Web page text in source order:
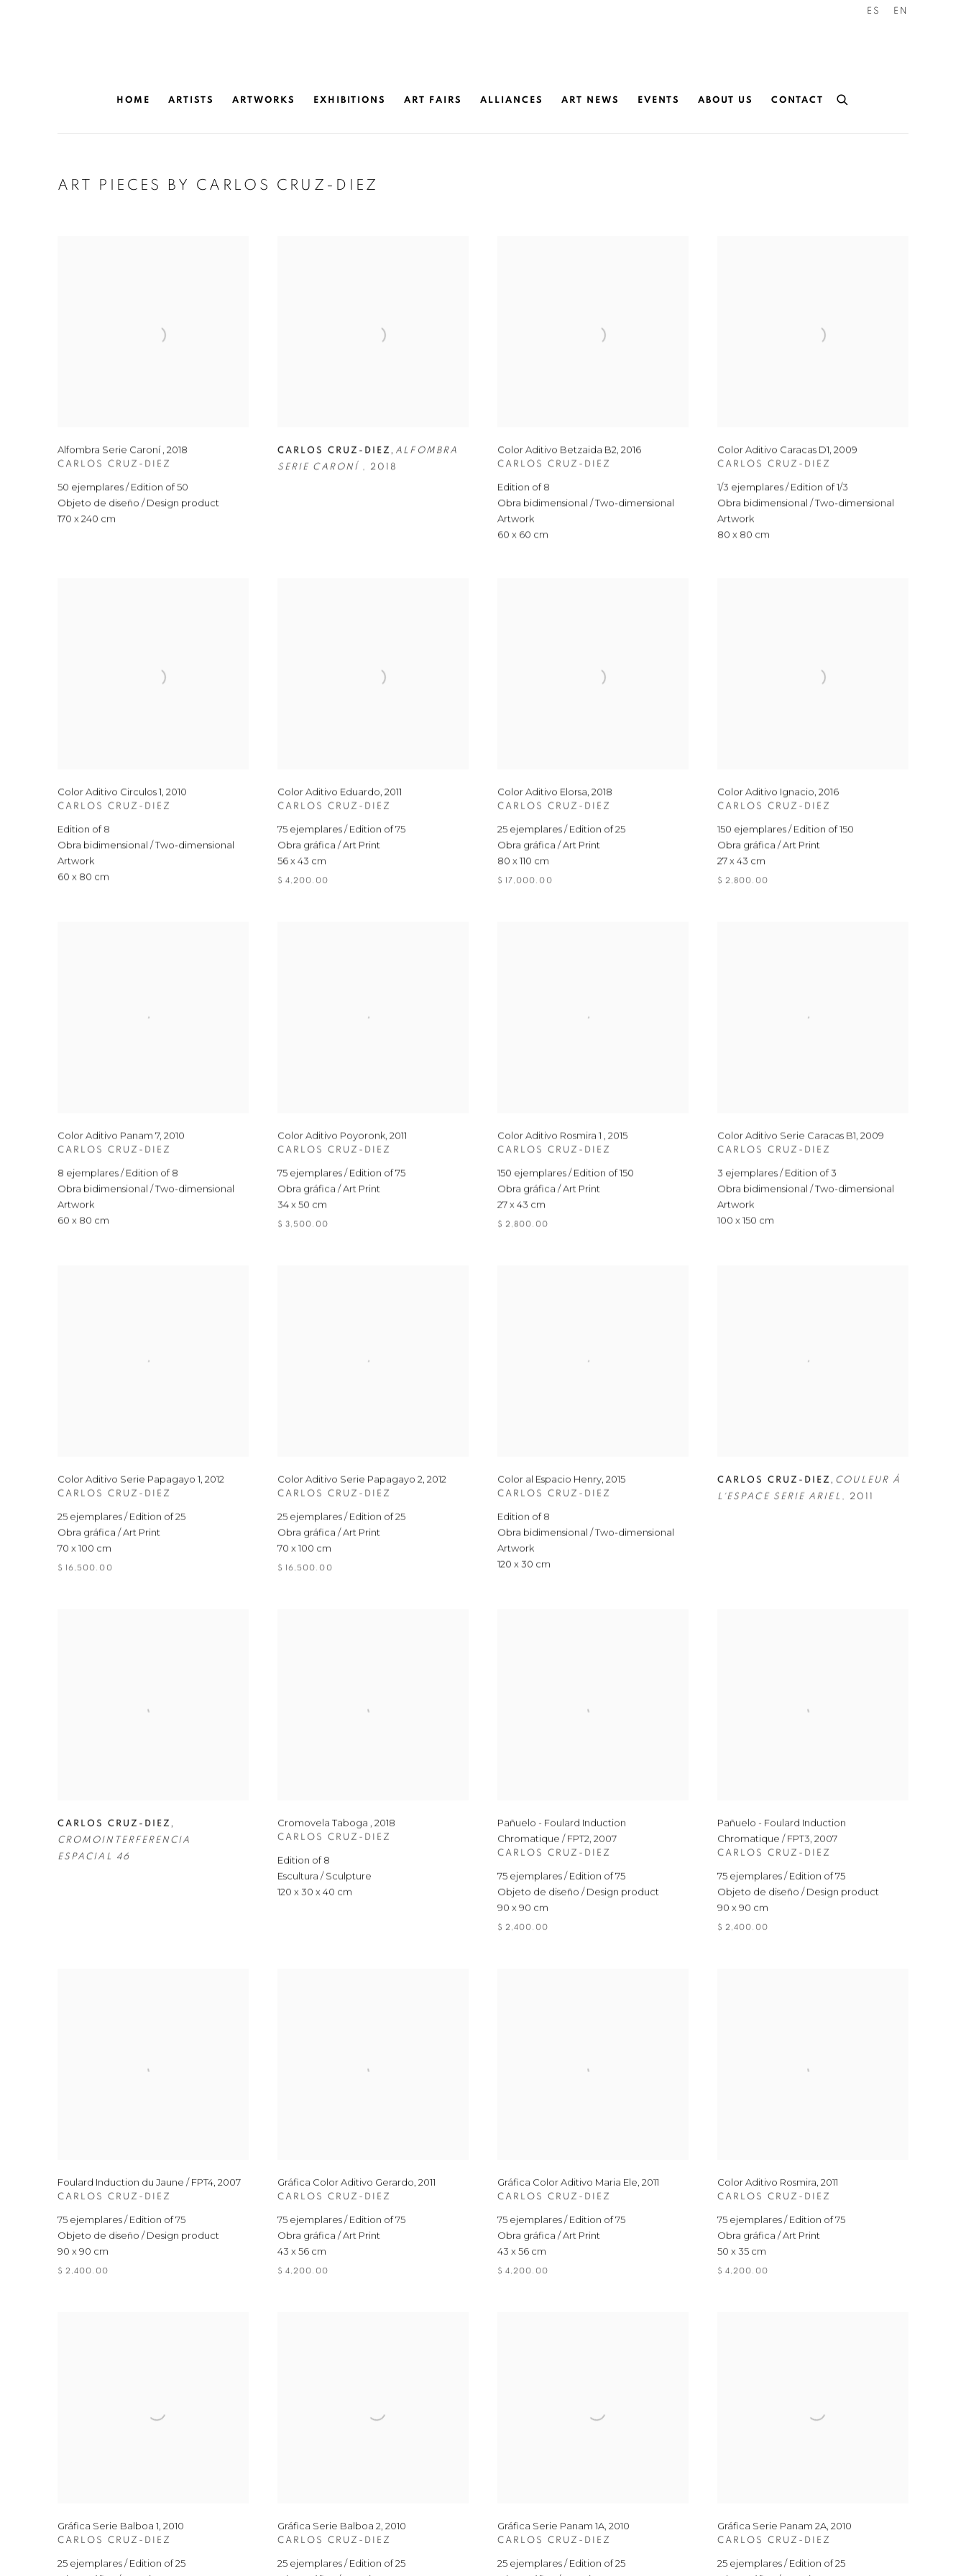
HOME ARTISTS ARTWORKS EXHIBITIONS ART FAIRS ALLIANCES ART NEWS EVENTS ABOUT US CONTACT
ES EN
ART PIECES BY CARLOS CRUZ-DIEZ
Alfombra Serie Caroní , 2018
CARLOS CRUZ-DIEZ
50 ejemplares / Edition of 50
Objeto de diseño / Design product
170 x 240 cm
CARLOS CRUZ-DIEZ , ALFOMBRA
SERIE CARONÍ , 2018
Color Aditivo Betzaida B2, 2016
CARLOS CRUZ-DIEZ
Edition of 8
Obra bidimensional / Two-dimensional
Artwork
60 x 60 cm
Color Aditivo Caracas D1, 2009
CARLOS CRUZ-DIEZ
1/3 ejemplares / Edition of 1/3
Obra bidimensional / Two-dimensional
Artwork
80 x 80 cm
Color Aditivo Circulos 1, 2010
CARLOS CRUZ-DIEZ
Edition of 8
Obra bidimensional / Two-dimensional
Artwork
60 x 80 cm
Color Aditivo Eduardo, 2011
CARLOS CRUZ-DIEZ
75 ejemplares / Edition of 75
Obra gráfica / Art Print
56 x 43 cm
$ 4,200.00
Color Aditivo Elorsa, 2018
CARLOS CRUZ-DIEZ
25 ejemplares / Edition of 25
Obra gráfica / Art Print
80 x 110 cm
$ 17,000.00
Color Aditivo Ignacio, 2016
CARLOS CRUZ-DIEZ
150 ejemplares / Edition of 150
Obra gráfica / Art Print
27 x 43 cm
$ 2,800.00
Color Aditivo Panam 7, 2010
CARLOS CRUZ-DIEZ
8 ejemplares / Edition of 8
Obra bidimensional / Two-dimensional
Artwork
60 x 80 cm
Color Aditivo Poyoronk, 2011
CARLOS CRUZ-DIEZ
75 ejemplares / Edition of 75
Obra gráfica / Art Print
34 x 50 cm
$ 3,500.00
Color Aditivo Rosmira 1 , 2015
CARLOS CRUZ-DIEZ
150 ejemplares / Edition of 150
Obra gráfica / Art Print
27 x 43 cm
$ 2,800.00
Color Aditivo Serie Caracas B1, 2009
CARLOS CRUZ-DIEZ
3 ejemplares / Edition of 3
Obra bidimensional / Two-dimensional
Artwork
100 x 150 cm
Color Aditivo Serie Papagayo 1, 2012
CARLOS CRUZ-DIEZ
25 ejemplares / Edition of 25
Obra gráfica / Art Print
70 x 100 cm
$ 16,500.00
Color Aditivo Serie Papagayo 2, 2012
CARLOS CRUZ-DIEZ
25 ejemplares / Edition of 25
Obra gráfica / Art Print
70 x 100 cm
$ 16,500.00
Color al Espacio Henry, 2015
CARLOS CRUZ-DIEZ
Edition of 8
Obra bidimensional / Two-dimensional
Artwork
120 x 30 cm
CARLOS CRUZ-DIEZ , COULEUR Á
L´ESPACE SERIE ARIEL , 2011
CARLOS CRUZ-DIEZ,
CROMOINTERFERENCIA
ESPACIAL 46
Cromovela Taboga , 2018
CARLOS CRUZ-DIEZ
Edition of 8
Escultura / Sculpture
120 x 30 x 40 cm
Pañuelo - Foulard Induction
Chromatique / FPT2, 2007
CARLOS CRUZ-DIEZ
75 ejemplares / Edition of 75
Objeto de diseño / Design product
90 x 90 cm
$ 2,400.00
Pañuelo - Foulard Induction
Chromatique / FPT3, 2007
CARLOS CRUZ-DIEZ
75 ejemplares / Edition of 75
Objeto de diseño / Design product
90 x 90 cm
$ 2,400.00
Foulard Induction du Jaune / FPT4, 2007
CARLOS CRUZ-DIEZ
75 ejemplares / Edition of 75
Objeto de diseño / Design product
90 x 90 cm
$ 2,400.00
Gráfica Color Aditivo Gerardo, 2011
CARLOS CRUZ-DIEZ
75 ejemplares / Edition of 75
Obra gráfica / Art Print
43 x 56 cm
$ 4,200.00
Gráfica Color Aditivo Maria Ele, 2011
CARLOS CRUZ-DIEZ
75 ejemplares / Edition of 75
Obra gráfica / Art Print
43 x 56 cm
$ 4,200.00
Color Aditivo Rosmira, 2011
CARLOS CRUZ-DIEZ
75 ejemplares / Edition of 75
Obra gráfica / Art Print
50 x 35 cm
$ 4,200.00
Gráfica Serie Balboa 1 2010
CARLOS CRUZ-DIEZ
25 ejemplares / Edition of 25
Gráfica Serie Balboa 2 2010
CARLOS CRUZ-DIEZ
25 ejemplares / Edition of 25
Gráfica Serie Panam 1A 2010
CARLOS CRUZ-DIEZ
25 ejemplares / Edition of 25
Gráfica Serie Panam 2A 2010
CARLOS CRUZ-DIEZ
25 ejemplares / Edition of 25